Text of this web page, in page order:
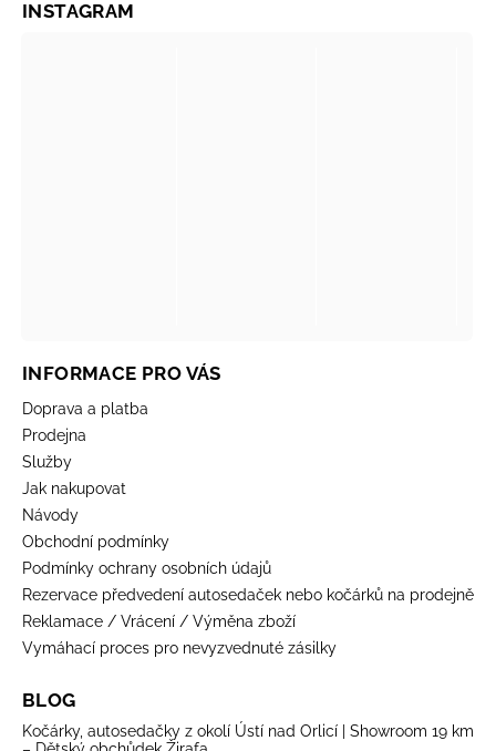
INFORMACE PRO VÁS
Doprava a platba
Prodejna
Služby
Jak nakupovat
Návody
Obchodní podmínky
Podmínky ochrany osobních údajů
Rezervace předvedení autosedaček nebo kočárků na prodejně
Reklamace / Vrácení / Výměna zboží
Vymáhací proces pro nevyzvednuté zásilky
BLOG
Kočárky, autosedačky z okolí Ústí nad Orlicí | Showroom 19 km
INSTAGRAM